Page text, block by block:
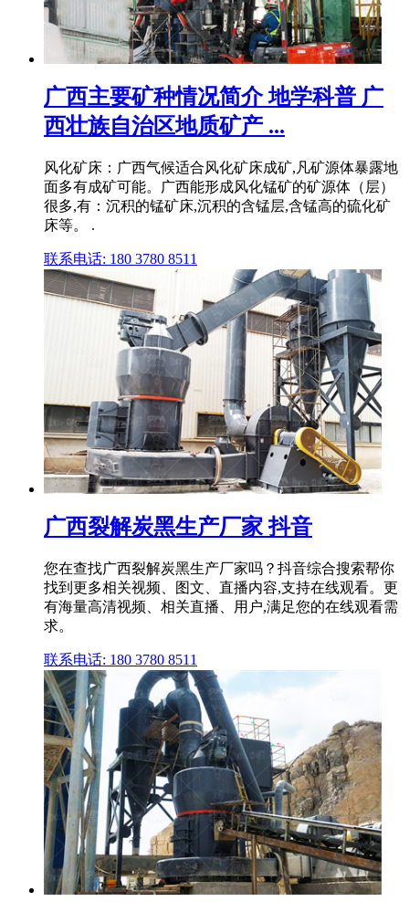
广西主要矿种情况简介 地学科普 广
西壮族自治区地质矿产 ...
风化矿床：广西气候适合风化矿床成矿,凡矿源体暴露地
面多有成矿可能。广西能形成风化锰矿的矿源体（层）
很多,有：沉积的锰矿床,沉积的含锰层,含锰高的硫化矿
床等。 .
联系电话: 180 3780 8511
广西裂解炭黑生产厂家 抖音
您在查找广西裂解炭黑生产厂家吗？抖音综合搜索帮你
找到更多相关视频、图文、直播内容,支持在线观看。更
有海量高清视频、相关直播、用户,满足您的在线观看需
求。
联系电话: 180 3780 8511